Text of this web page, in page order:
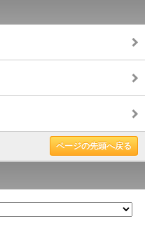
ページの先頭へ戻る